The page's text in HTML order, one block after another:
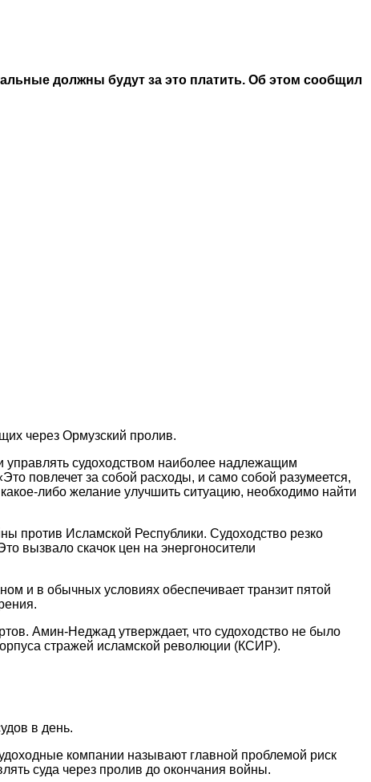
должны будут за это платить. Об этом сообщил
через Ормузский пролив.
управлять судоходством наиболее надлежащим
повлечет за собой расходы, и само собой разумеется,
либо желание улучшить ситуацию, необходимо найти
против Исламской Республики. Судоходство резко
вызвало скачок цен на энергоносители
и в обычных условиях обеспечивает транзит пятой
Амин-Неджад утверждает, что судоходство не было
стражей исламской революции (КСИР).
в день.
компании называют главной проблемой риск
суда через пролив до окончания войны.